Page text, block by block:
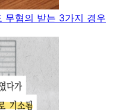
무혐의 받는 3가지 경우